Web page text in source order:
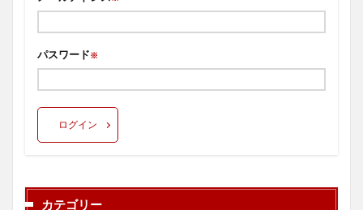
パスワード※
ログイン
カテゴリー